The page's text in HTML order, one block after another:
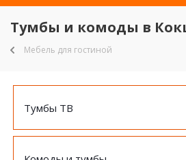
Тумбы и комоды в
Мебель для гостиной
Тумбы ТВ